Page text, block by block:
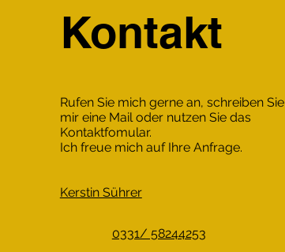
Kontakt
Rufen Sie mich gerne an, schreiben Sie
mir eine Mail oder nutzen Sie das
Kontaktfomular.
Ich freue mich auf Ihre Anfrage.
Kerstin Sührer
0331/ 58244253